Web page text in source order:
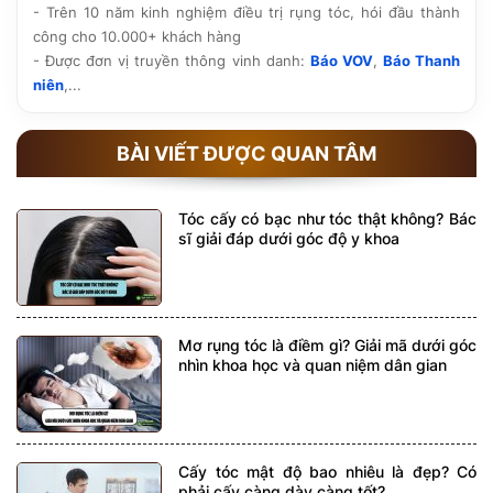
- Trên 10 năm kinh nghiệm điều trị rụng tóc, hói đầu thành
công cho 10.000+ khách hàng
- Được đơn vị truyền thông vinh danh: Báo VOV, Báo Thanh
niên,...
BÀI VIẾT ĐƯỢC QUAN TÂM
Tóc cấy có bạc như tóc thật không? Bác
sĩ giải đáp dưới góc độ y khoa
Mơ rụng tóc là điềm gì? Giải mã dưới góc
nhìn khoa học và quan niệm dân gian
Cấy tóc mật độ bao nhiêu là đẹp? Có